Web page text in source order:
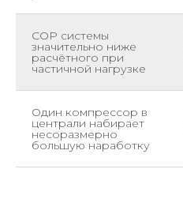
COP системы
значительно ниже
расчётного при
частичной нагрузке
Один компрессор в
централи набирает
несоразмерно
большую наработку